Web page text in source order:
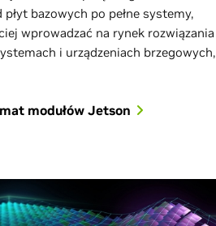
bazowych po pełne systemy,
wprowadzać na rynek rozwiązania
i urządzeniach brzegowych,
modułów Jetson